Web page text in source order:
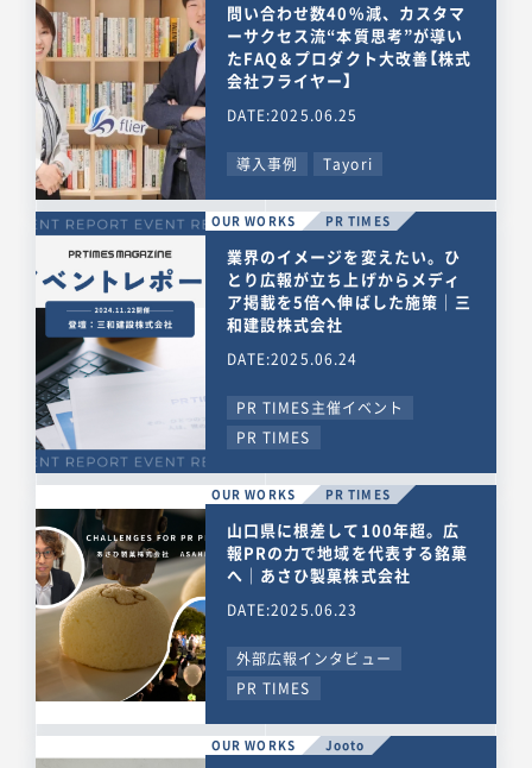
問い合わせ数40%減、カスタマ
ーサクセス流“本質思考”が導い
たFAQ＆プロダクト大改善【株式
会社フライヤー】
DATE:2025.06.25
導入事例 Tayori
OUR WORKS PR TIMES
業界のイメージを変えたい。ひ
とり広報が立ち上げからメディ
ア掲載を5倍へ伸ばした施策｜三
和建設株式会社
DATE:2025.06.24
PR TIMES主催イベント
PR TIMES
OUR WORKS PR TIMES
山口県に根差して100年超。広
報PRの力で地域を代表する銘菓
へ｜あさひ製菓株式会社
DATE:2025.06.23
外部広報インタビュー
PR TIMES
OUR WORKS Jooto